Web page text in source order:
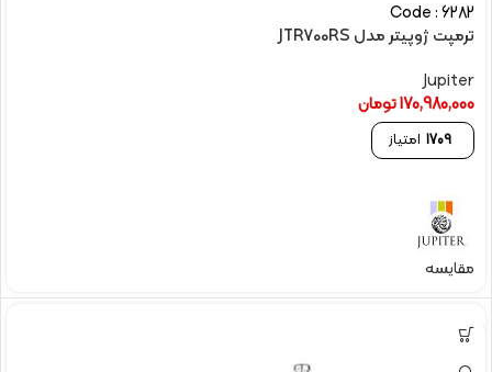
Code : 6282
ترمپت ژوپیتر مدل JTR700RS
Jupiter
170,980,000تومان
1709 امتیاز
مقایسه